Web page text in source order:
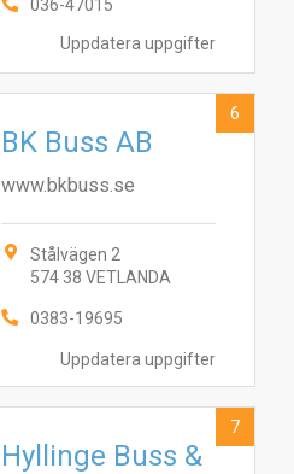
Uppdatera uppgifter
036-47015
Uppdatera uppgifter
BK Buss AB
www.bkbuss.se
Stålvägen 2
574 38 VETLANDA
0383-19695
6
Hyllinge Buss &
7